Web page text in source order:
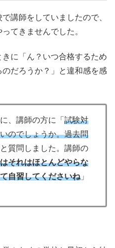
講師をしていましたので、
てきませんでした。
に「ん？いつ合格するため
だろうか？」と違和感を感
、講師の方に「 試験対
のでしょうか。過去問
と質問しました。講師の
それはほとんどやらな
自習してくださいね 」